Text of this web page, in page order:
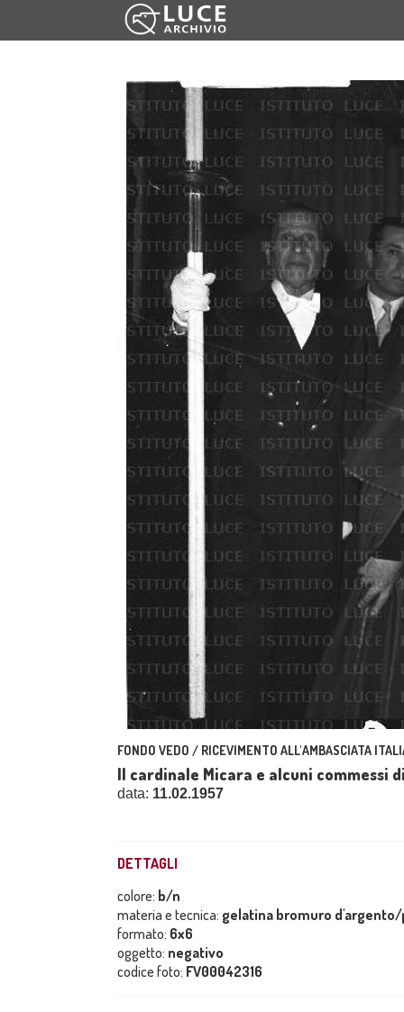
FONDO VEDO / RICEVIMENTO ALL'AMBASCIATA
Il cardinale Micara e alcuni commessi
data: 11.02.1957
DETTAGLI
colore: b/n
materia e tecnica: gelatina bromuro
formato: 6x6
oggetto: negativo
codice foto: FV00042316